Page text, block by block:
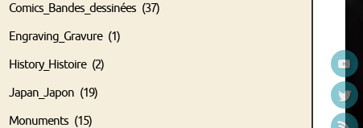
Comics_Bandes_dessinées (37)
Engraving_Gravure(1)
History_Histoire(2)
Japan_Japon (19)
Monuments (15)